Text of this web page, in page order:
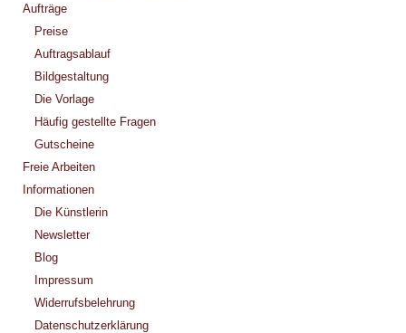
Aufträge
Preise
Auftragsablauf
Bildgestaltung
Die Vorlage
Häufig gestellte Fragen
Gutscheine
Freie Arbeiten
Informationen
Die Künstlerin
Newsletter
Blog
Impressum
Widerrufsbelehrung
Datenschutzerklärung